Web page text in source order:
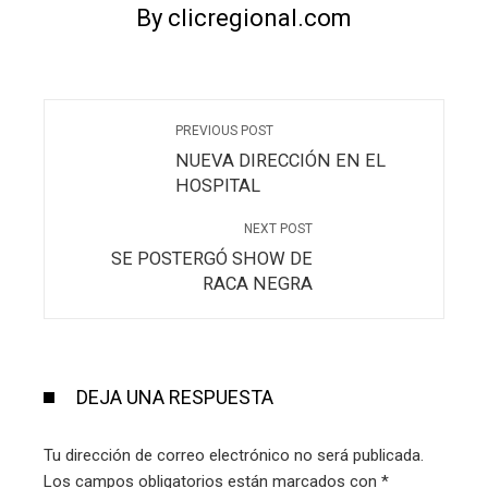
By clicregional.com
PREVIOUS POST
NUEVA DIRECCIÓN EN EL
HOSPITAL
NEXT POST
SE POSTERGÓ SHOW DE
RACA NEGRA
DEJA UNA RESPUESTA
Tu dirección de correo electrónico no será publicada.
Los campos obligatorios están marcados con *